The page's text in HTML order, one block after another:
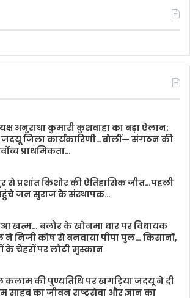
अनुराधा कुमारी कुशवाहा का बड़ा ऐलान:
जिला कार्यकारिणी…बोलीं— संगठन की
प्राथमिकता…
से प्रशांत किशोर की ऐतिहासिक जीत…पहली
जन सुराज के संस्थापक…
खत्म… बलौर के खोनमा धार पर विधायक
निजी कोष से बनवाया पीपा पुल… किसानों,
के चेहरों पर लौटी मुस्कान
कलाम की पुण्यतिथि पर खगड़िया जदयू ने दी
साहब का जीवन राष्ट्रसेवा और ज्ञान का